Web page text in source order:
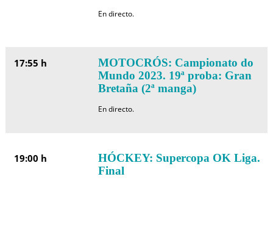
En directo.
17:55 h
MOTOCRÓS: Campionato do
Mundo 2023. 19ª proba: Gran
Bretaña (2ª manga)
En directo.
19:00 h
HÓCKEY: Supercopa OK Liga.
Final